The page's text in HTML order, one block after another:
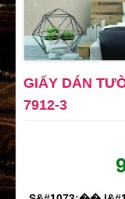
GIẤY DÁN
7912-3